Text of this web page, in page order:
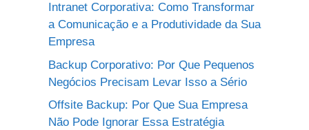
Intranet Corporativa: Como Transformar
a Comunicação e a Produtividade da Sua
Empresa
Backup Corporativo: Por Que Pequenos
Negócios Precisam Levar Isso a Sério
Offsite Backup: Por Que Sua Empresa
Não Pode Ignorar Essa Estratégia